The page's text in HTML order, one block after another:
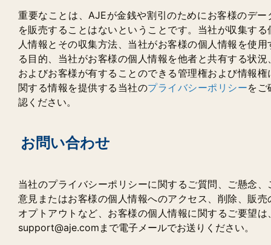
重要なことは、AJEが金銭や割引のためにお客様のデー
を販売することはないということです。当社が収集する
人情報とその収集方法、当社がお客様の個人情報を使用
る目的、当社がお客様の個人情報を他者と共有する状況
およびお客様が有することのできる管理権および情報権
関する情報を提供する当社のプライバシーポリシーをご
認ください。
お問い合わせ
当社のプライバシーポリシーに関するご質問、ご懸念、
意見またはお客様の個人情報へのアクセス、削除、販売
オプトアウトなど、お客様の個人情報に関するご要望は
support@aje.comまで電子メールでお送りください。